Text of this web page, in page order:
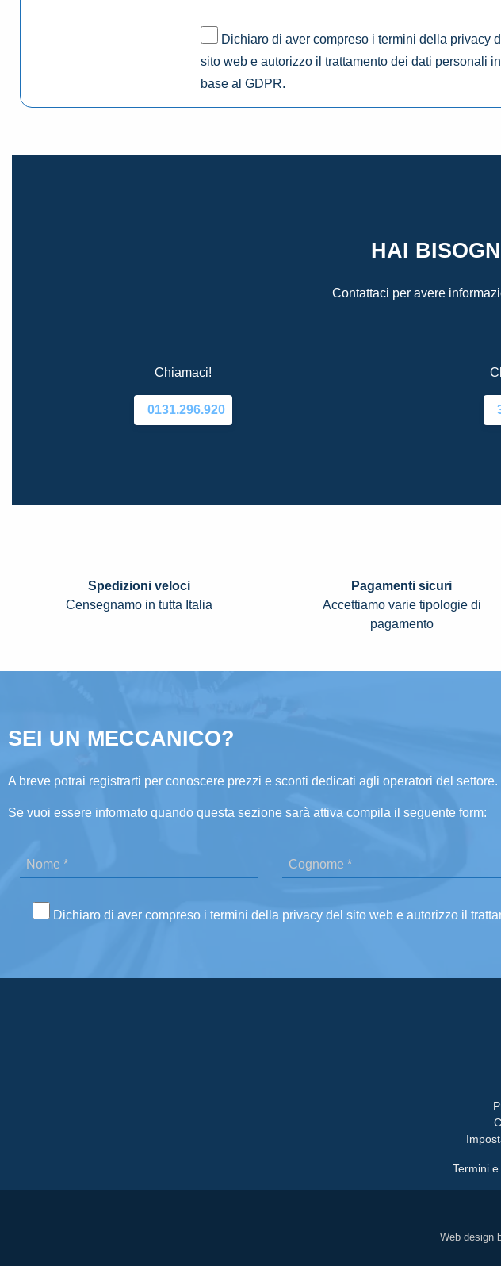
Dichiaro di aver compreso i termini della privacy
sito web e autorizzo il trattamento dei dati personali in
base al GDPR.
HAI
Contattaci per avere
Chiamaci!
0131.296.920
Spedizioni veloci
Censegnamo in tutta Italia
Pagamenti sicuri
Accettiamo varie tipologie di
pagamento
SEI UN MECCANICO?
A breve potrai registrarti per conoscere prezzi e sconti dedicati agli operatori del settore.
Se vuoi essere informato quando questa sezione sarà attiva compila il seguente form:
Dichiaro di aver compreso i termini della privacy del sito web e autorizzo il
Termini
Web design